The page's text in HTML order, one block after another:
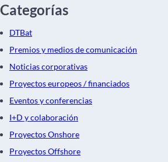
Categorías
DTBat
Premios y medios de comunicación
Noticias corporativas
Proyectos europeos / financiados
Eventos y conferencias
I+D y colaboración
Proyectos Onshore
Proyectos Offshore